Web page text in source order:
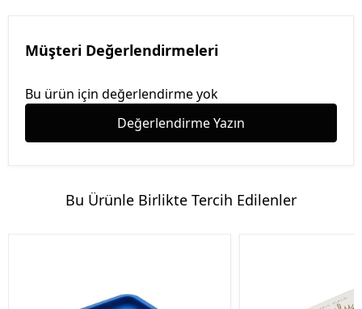
Müşteri Değerlendirmeleri
Bu ürün için değerlendirme yok
Değerlendirme Yazın
Bu Ürünle Birlikte Tercih Edilenler